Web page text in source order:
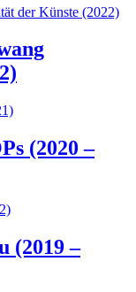
(2020 –
(2019 –